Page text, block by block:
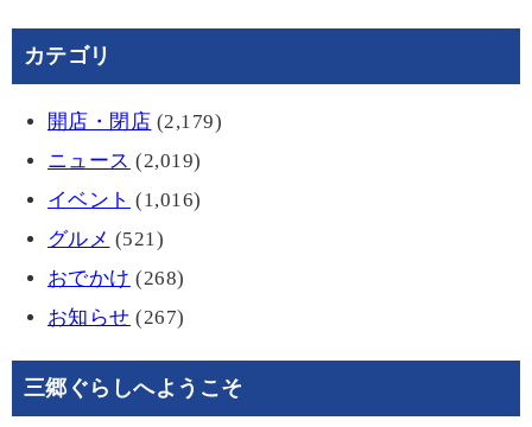
カテゴリ
開店・閉店 (2,179)
ニュース (2,019)
イベント (1,016)
グルメ (521)
おでかけ (268)
お知らせ (267)
三郷ぐらしへようこそ